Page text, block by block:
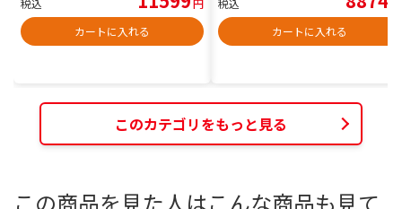
税込
円
カートに入れる
税込
カートに入れる
このカテゴリをもっと見る
この商品を見た人はこんな商品も見て